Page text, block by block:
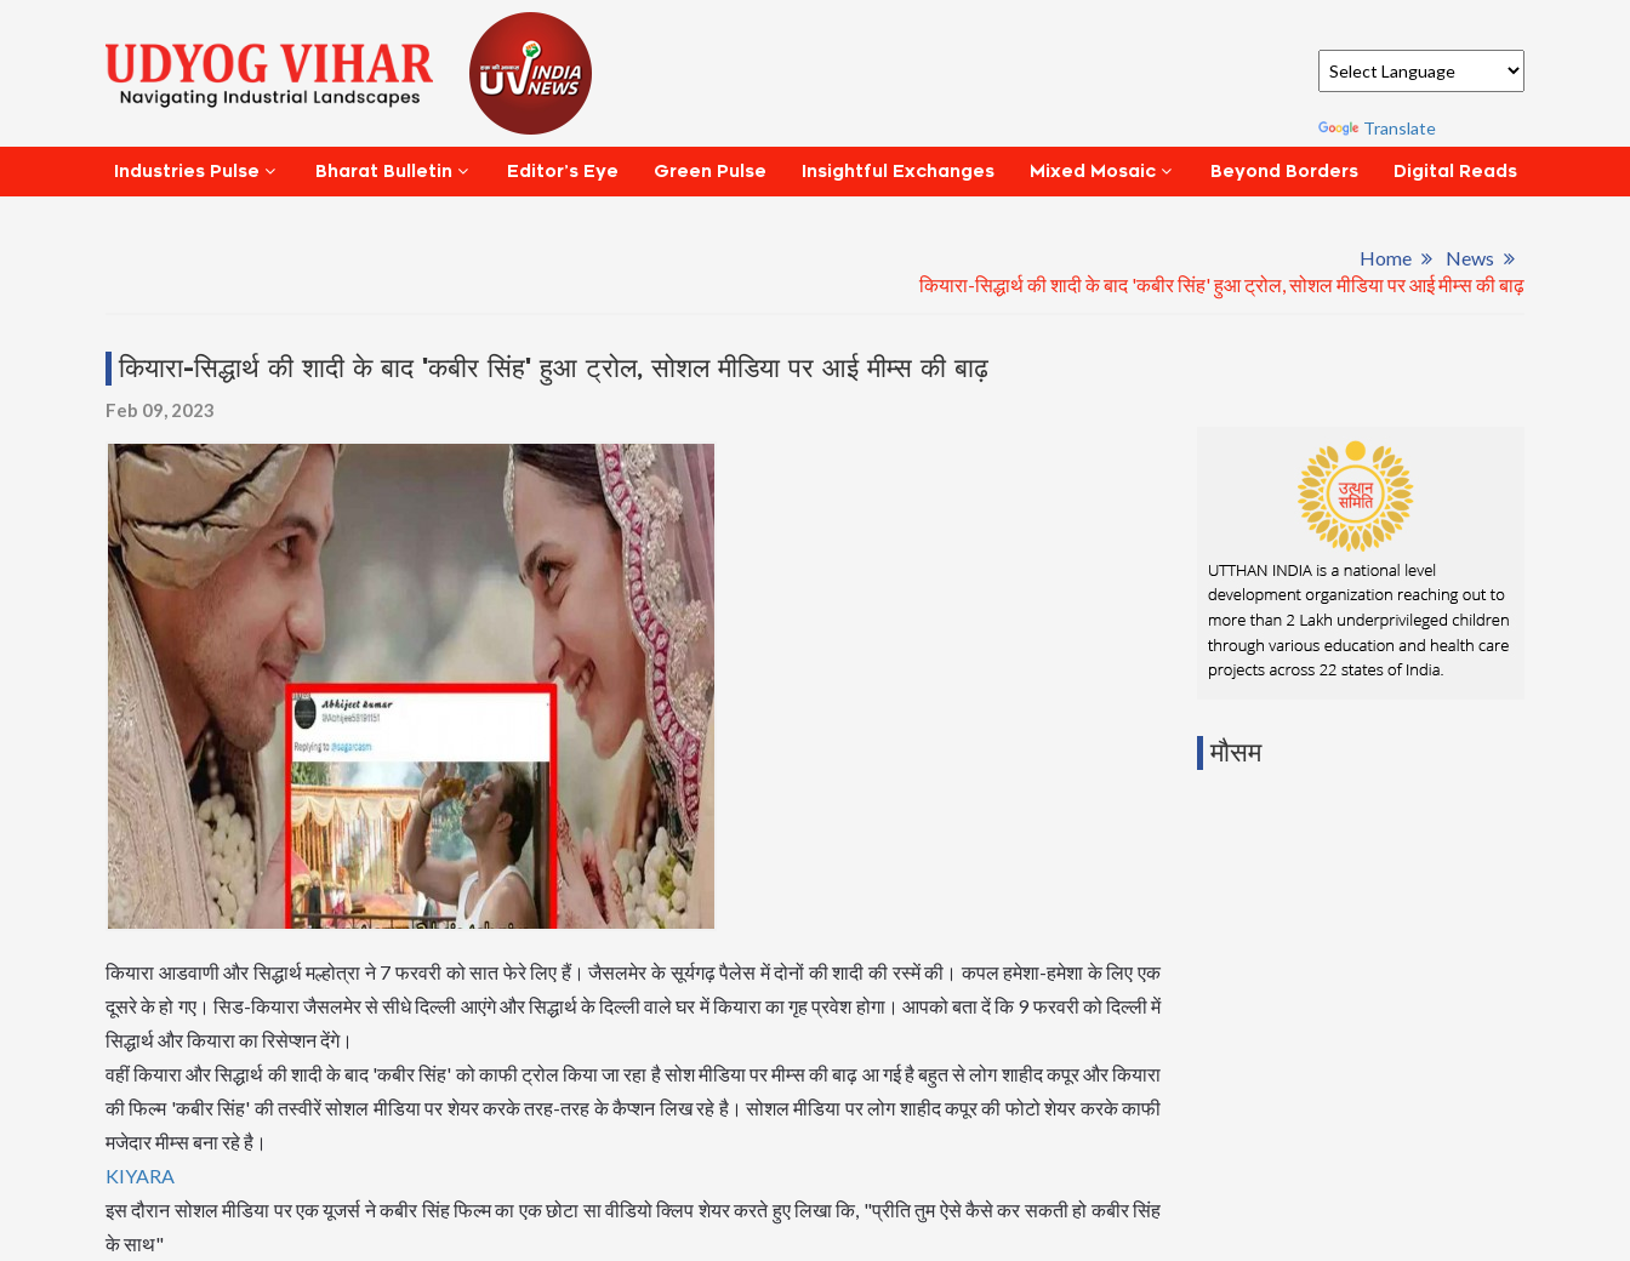
Translate
Industries Pulse Bharat Bulletin Editor’s Eye Green Pulse Insightful Exchanges Mixed Mosaic Beyond Borders Digital Reads
Home
News
कियारा-सिद्धार्थ की शादी के बाद 'कबीर सिंह' हुआ ट्रोल, सोशल मीडिया पर आई मीम्स की बाढ़
कियारा-सिद्धार्थ की शादी के बाद 'कबीर सिंह' हुआ ट्रोल, सोशल मीडिया पर आई मीम्स की बाढ़
Feb 09, 2023
कियारा आडवाणी और सिद्धार्थ मल्होत्रा ने 7 फरवरी को सात फेरे लिए हैं। जैसलमेर के सूर्यगढ़ पैलेस में दोनों की शादी की रस्में की। कपल हमेशा-हमेशा के लिए एक
दूसरे के हो गए। सिड-कियारा जैसलमेर से सीधे दिल्ली आएंगे और सिद्धार्थ के दिल्ली वाले घर में कियारा का गृह प्रवेश होगा। आपको बता दें कि 9 फरवरी को दिल्ली में
सिद्धार्थ और कियारा का रिसेप्शन देंगे।
वहीं कियारा और सिद्धार्थ की शादी के बाद 'कबीर सिंह' को काफी ट्रोल किया जा रहा है सोश मीडिया पर मीम्स की बाढ़ आ गई है बहुत से लोग शाहीद कपूर और कियारा
की फिल्म 'कबीर सिंह' की तस्वीरें सोशल मीडिया पर शेयर करके तरह-तरह के कैप्शन लिख रहे है। सोशल मीडिया पर लोग शाहीद कपूर की फोटो शेयर करके काफी
मजेदार मीम्स बना रहे है।
KIYARA
इस दौरान सोशल मीडिया पर एक यूजर्स ने कबीर सिंह फिल्म का एक छोटा सा वीडियो क्लिप शेयर करते हुए लिखा कि, "प्रीति तुम ऐसे कैसे कर सकती हो कबीर सिंह
के साथ"
मौसम